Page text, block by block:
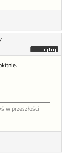
w przeszłości